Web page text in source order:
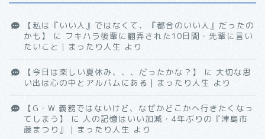
【私は『いい人』ではなくて、『都合のいい人』だったの
かも】
に フキハラ後輩に翻弄された10日間・先輩に言い
たいこと｜まったり人生 より
【今日は楽しい夏休み、、、だったかな？】 に 大切な思
い出は心の中とアルバムにある｜まったり人生 より
【G・W 義務ではないけど、なぜかどこかへ行きたくなっ
てしまう】
に 人の記憶はいい加減・4年ぶりの『津島市
藤まつり』｜まったり人生 より